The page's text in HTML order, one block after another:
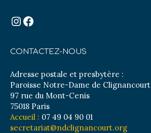
Instagram
Facebook
CONTACTEZ-NOUS
Adresse postale et presbytère :
Paroisse Notre-Dame de Clignancourt
97 rue du Mont-Cenis
75018 Paris
Accueil : 07 49 04 90 01
secretariat@ndclignancourt.org